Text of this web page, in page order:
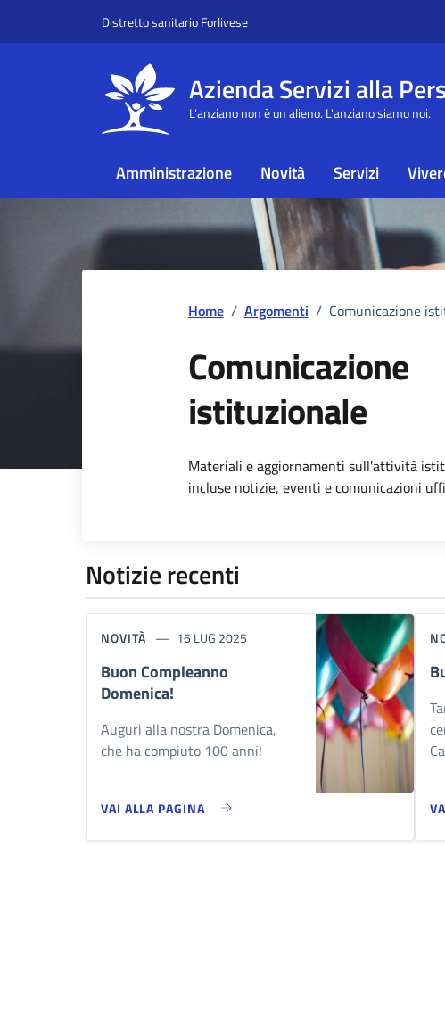
Distretto sanitario Forlivese
Azienda Servizi alla
L'anziano non è un alieno. L'anziano siamo noi.
Amministrazione Novità Servizi
Home / Argomenti / Comunicazione
Comunicazione
istituzionale
Dettagli
Materiali e aggiornamenti sull'attività
incluse notizie, eventi e comunicazioni
Notizie recenti
NOVITÀ 16 LUG 2025
Buon Compleanno
Domenica!
Auguri alla nostra Domenica,
che ha compiuto 100 anni!
VAI ALLA PAGINA